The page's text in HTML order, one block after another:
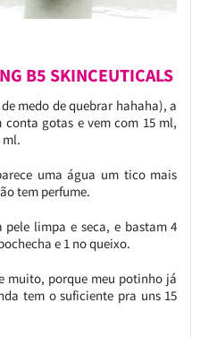
B5 SKINCEUTICALS
medo de quebrar hahaha), a
gotas e vem com 15 ml,
ml.
uma água um tico mais
tem perfume.
limpa e seca, e bastam 4
e 1 no queixo.
muito, porque meu potinho já
tem o suficiente pra uns 15